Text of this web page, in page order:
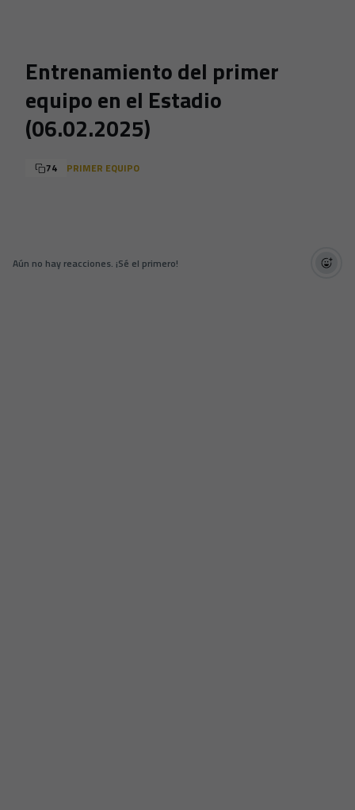
Entrenamiento del primer
equipo en el Estadio
(06.02.2025)
74 PRIMER EQUIPO
Aún no hay reacciones. ¡Sé el primero!